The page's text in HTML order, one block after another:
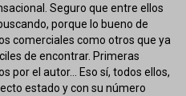
Seguro que entre ellos
porque lo bueno de
comerciales como otros que ya
de encontrar. Primeras
por el autor... Eso sí, todos ellos,
estado y con su número